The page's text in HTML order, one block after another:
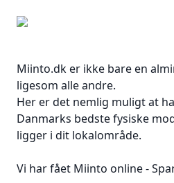
Miinto.dk er ikke bare en
ligesom alle andre.
Her er det nemlig muligt at
Danmarks bedste fysiske
ligger i dit lokalområde.
Vi har fået Miinto online -